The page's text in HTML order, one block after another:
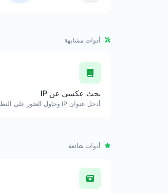
أدوات مشابهة
بحث عكسي عن IP
أدوات شائعة